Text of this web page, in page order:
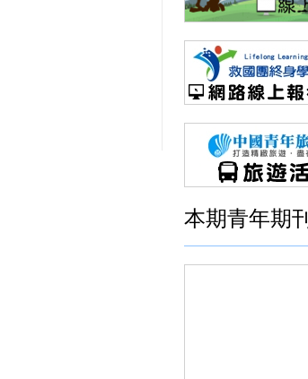
本期青年期刊